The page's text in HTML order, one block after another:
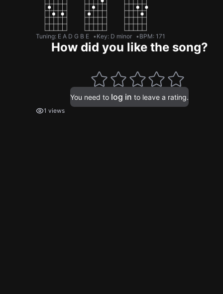
Tuning: E A D G B E Key: D minor BPM: 171
How did you like the song?
You need to log in to leave a rating.
1 views